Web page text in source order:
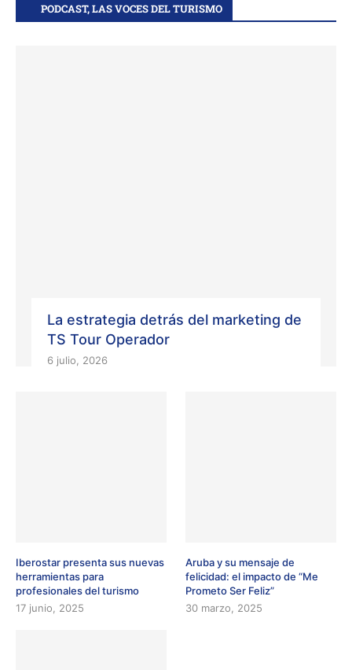
PODCAST, LAS VOCES DEL TURISMO
La estrategia detrás del marketing de
TS Tour Operador
6 julio, 2026
Iberostar presenta sus nuevas
herramientas para
profesionales del turismo
17 junio, 2025
Aruba y su mensaje de
felicidad: el impacto de “Me
Prometo Ser Feliz”
30 marzo, 2025